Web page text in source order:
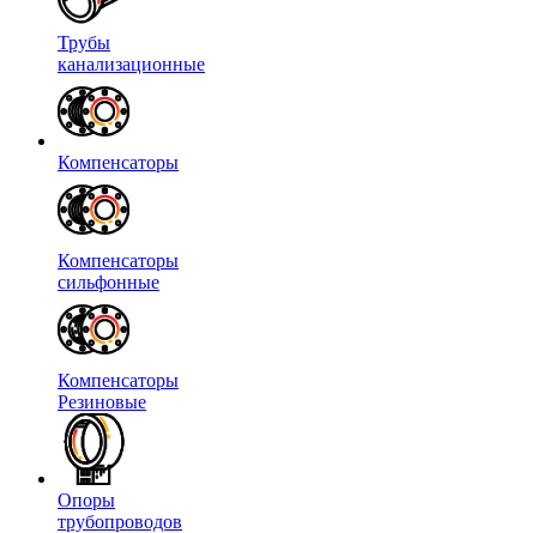
Трубы
канализационные
Компенсаторы
Компенсаторы
сильфонные
Компенсаторы
Резиновые
Опоры
трубопроводов